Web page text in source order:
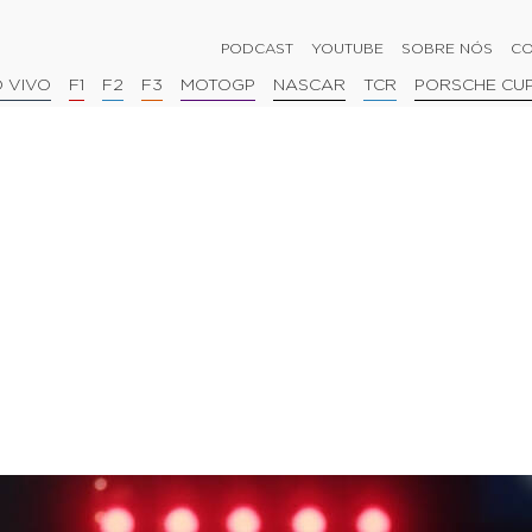
PODCAST YOUTUBE SOBRE NÓS
VIVO F1 F2 F3 MOTOGP NASCAR TCR PORSCHE